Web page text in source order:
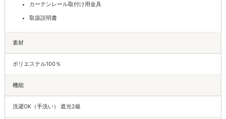
カーテンレール取付け用金具
取扱説明書
素材
ポリエステル100％
機能
洗濯OK（手洗い） 遮光2級